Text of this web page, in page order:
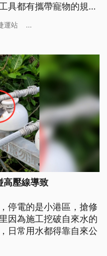
具都有攜帶寵物的規
運站 ...
高壓線導致
停電的是小港區，搶修
因為施工挖破自來水的
日常用水都得靠自來公